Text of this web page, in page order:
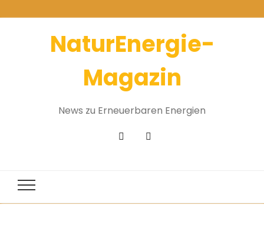
NaturEnergie-
Magazin
News zu Erneuerbaren Energien